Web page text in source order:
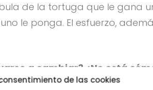
de las cookies
de la tortuga que le gana
le ponga. El esfuerzo,
a cambiar? ¿No está